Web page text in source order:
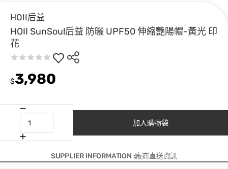
HOII后益
HOII SunSoul后益 防曬 UPF50 伸縮艷陽帽-黃光 印
花
$3,980
加入購物袋
SUPPLIER INFORMATION :廠商直送資訊